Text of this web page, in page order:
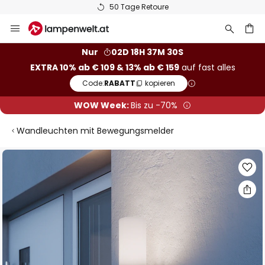
50 Tage Retoure
Inhalt
Nur
02D 18H 37M 29S
EXTRA 10% ab € 109 & 13% ab € 159auf fast alles
Code:RABATT kopieren
WOW Week:Bis zu -70%
Wandleuchten mit Bewegungsmelder
Zum
Bildgalerie
springen